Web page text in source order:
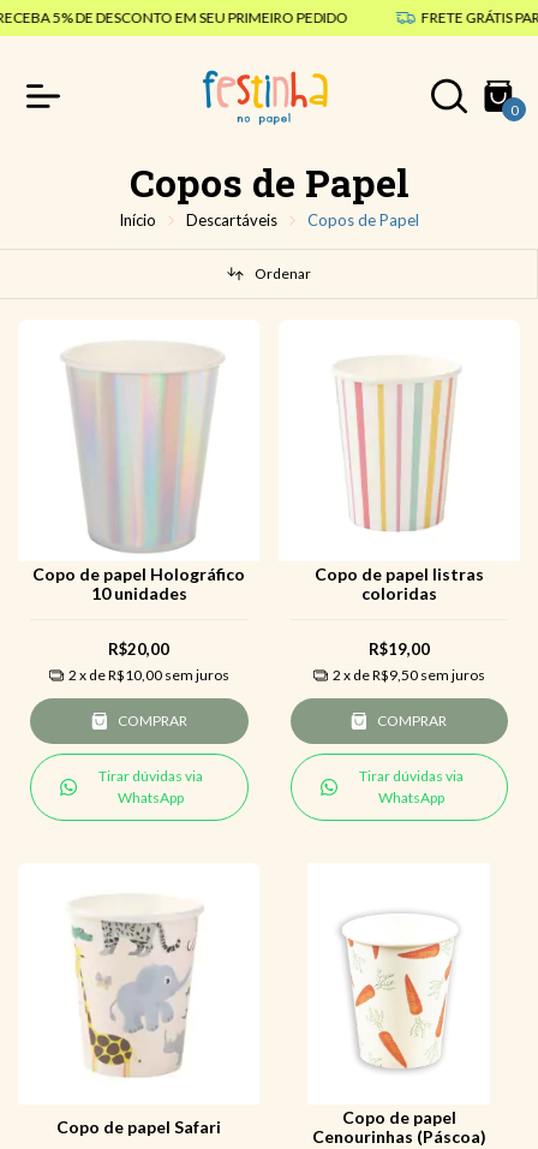
5% DE DESCONTO EM SEU PRIMEIRO PEDIDO FRETE GRÁTIS PARA
0
Copos de Papel
Início Descartáveis Copos de Papel
Ordenar
Copo de papel Holográfico
10 unidades
R$20,00
2 x deR$10,00 sem juros
COMPRAR
Tirar dúvidas via
WhatsApp
Copo de papel listras
coloridas
R$19,00
2 x deR$9,50 sem juros
COMPRAR
Tirar dúvidas via
WhatsApp
Copo de papel Safari
Copo de papel
Cenourinhas (Páscoa)